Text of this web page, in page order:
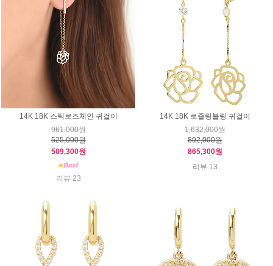
14K 18K 스틱로즈체인 귀걸이
961,000원
525,000원
509,300원
리뷰 23
14K 18K 로즐링블링 귀걸이
1,632,000원
892,000원
865,300원
리뷰 13